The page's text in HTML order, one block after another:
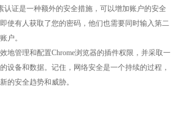
认证是一种额外的安全措施，可以增加账户的安全
使有人获取了您的密码，他们也需要同时输入第二
户。
地管理和配置Chrome浏览器的插件权限，并采取一
设备和数据。记住，网络安全是一个持续的过程，
的安全趋势和威胁。